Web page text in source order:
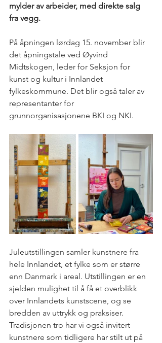
mylder av arbeider, med direkte salg
fra vegg.
På åpningen lørdag 15. november blir
det åpningstale ved Øyvind
Midtskogen, leder for Seksjon for
kunst og kultur i Innlandet
fylkeskommune. Det blir også taler av
representanter for
grunnorganisasjonene BKI og NKI.
Juleutstillingen samler kunstnere fra
hele Innlandet, et fylke som er større
enn Danmark i areal. Utstillingen er en
sjelden mulighet til å få et overblikk
over Innlandets kunstscene, og se
bredden av uttrykk og praksiser.
Tradisjonen tro har vi også invitert
kunstnere som tidligere har stilt ut på